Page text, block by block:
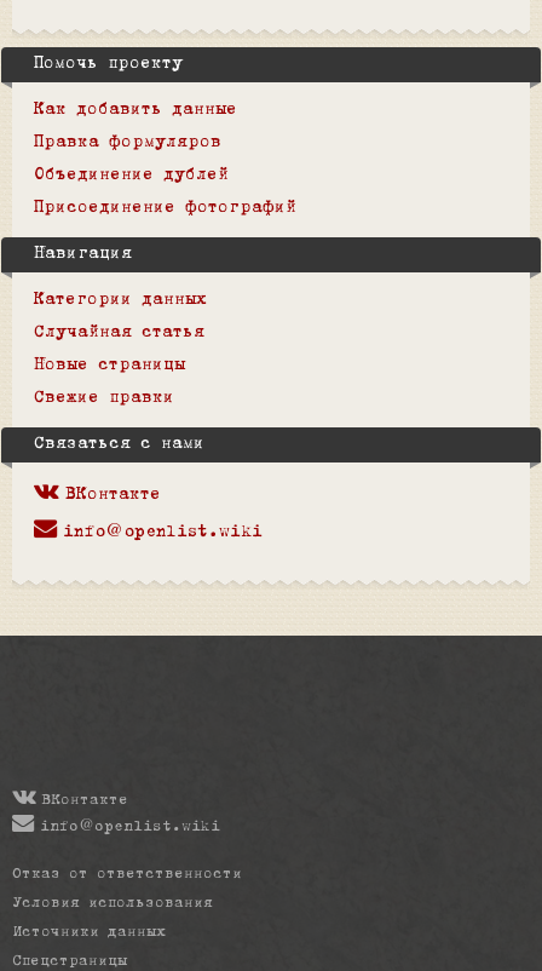
Помочь проекту
Как добавить данные
Правка формуляров
Объединение дублей
Присоединение фотографий
Навигация
Категории данных
Случайная статья
Новые страницы
Свежие правки
Связаться с нами
ВКонтакте
info@openlist.wiki
ВКонтакте
info@openlist.wiki
Отказ от ответственности
Условия использования
Источники данных
Спецстраницы